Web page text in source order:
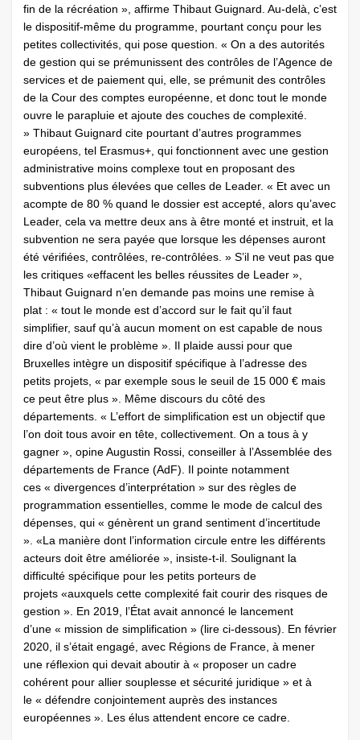
fin de la récréation », affirme Thibaut Guignard. Au-delà, c’est
le dispositif-même du programme, pourtant conçu pour les
petites collectivités, qui pose question. « On a des autorités
de gestion qui se prémunissent des contrôles de l’Agence de
services et de paiement qui, elle, se prémunit des contrôles
de la Cour des comptes européenne, et donc tout le monde
ouvre le parapluie et ajoute des couches de complexité.
» Thibaut Guignard cite pourtant d’autres programmes
européens, tel Erasmus+, qui fonctionnent avec une gestion
administrative moins complexe tout en proposant des
subventions plus élevées que celles de Leader. « Et avec un
acompte de 80 % quand le dossier est accepté, alors qu’avec
Leader, cela va mettre deux ans à être monté et instruit, et la
subvention ne sera payée que lorsque les dépenses auront
été vérifiées, contrôlées, re-contrôlées. » S’il ne veut pas que
les critiques «effacent les belles réussites de Leader »,
Thibaut Guignard n’en demande pas moins une remise à
plat : « tout le monde est d’accord sur le fait qu’il faut
simplifier, sauf qu’à aucun moment on est capable de nous
dire d’où vient le problème ». Il plaide aussi pour que
Bruxelles intègre un dispositif spécifique à l’adresse des
petits projets, « par exemple sous le seuil de 15 000 € mais
ce peut être plus ». Même discours du côté des
départements. « L’effort de simplification est un objectif que
l’on doit tous avoir en tête, collectivement. On a tous à y
gagner », opine Augustin Rossi, conseiller à l’Assemblée des
départements de France (AdF). Il pointe notamment
ces « divergences d’interprétation » sur des règles de
programmation essentielles, comme le mode de calcul des
dépenses, qui « génèrent un grand sentiment d’incertitude
». «La manière dont l’information circule entre les différents
acteurs doit être améliorée », insiste-t-il. Soulignant la
difficulté spécifique pour les petits porteurs de
projets «auxquels cette complexité fait courir des risques de
gestion ». En 2019, l’État avait annoncé le lancement
d’une « mission de simplification » (lire ci-dessous). En février
2020, il s’était engagé, avec Régions de France, à mener
une réflexion qui devait aboutir à « proposer un cadre
cohérent pour allier souplesse et sécurité juridique » et à
le « défendre conjointement auprès des instances
européennes ». Les élus attendent encore ce cadre.